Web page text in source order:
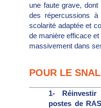
une faute grave, dont
des répercussions à
scolarité adaptée et
de manière efficace et
massivement dans
POUR LE
1-
postes de